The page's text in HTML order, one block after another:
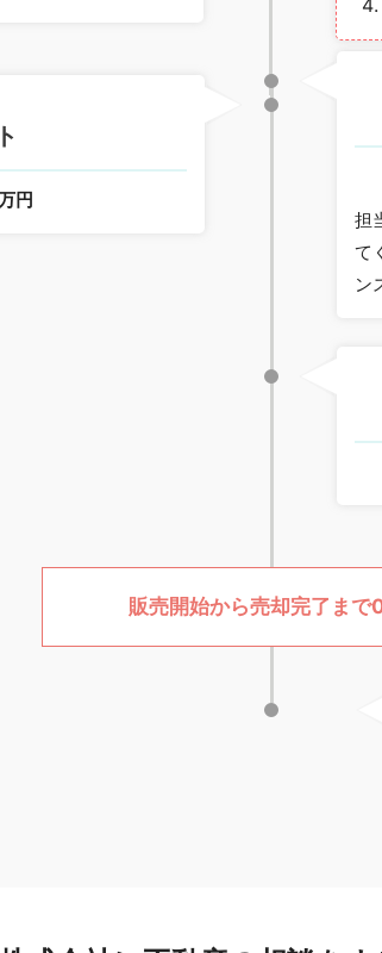
担
て
ン
円
販売開始から売却完了まで